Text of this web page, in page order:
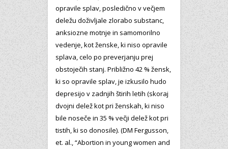
opravile splav, posledično v večjem
deležu doživljale zlorabo substanc,
anksiozne motnje in samomorilno
vedenje, kot ženske, ki niso opravile
splava, celo po preverjanju prej
obstoječih stanj. Približno 42 % žensk,
ki so opravile splav, je izkusilo hudo
depresijo v zadnjih štirih letih (skoraj
dvojni delež kot pri ženskah, ki niso
bile noseče in 35 % večji delež kot pri
tistih, ki so donosile). (DM Fergusson,
et. al., “Abortion in young women and